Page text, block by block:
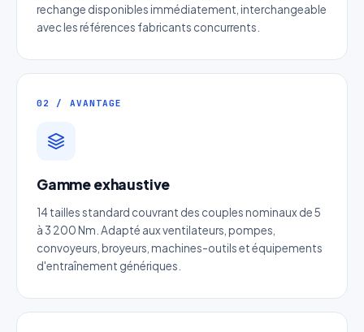
rechange disponibles immédiatement, interchangeable
avec les références fabricants concurrents.
02 / AVANTAGE
Gamme exhaustive
14 tailles standard couvrant des couples nominaux de 5
à 3 200 Nm. Adapté aux ventilateurs, pompes,
convoyeurs, broyeurs, machines-outils et équipements
d'entraînement génériques.
à friction
Réponse sous 24h — Sans engagement